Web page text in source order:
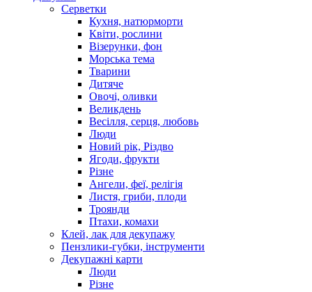
Серветки
Кухня, натюрморти
Квіти, рослини
Візерунки, фон
Морська тема
Тварини
Дитяче
Овочі, оливки
Великдень
Весілля, серця, любовь
Люди
Новий рік, Різдво
Ягоди, фрукти
Різне
Ангели, феї, релігія
Листя, гриби, плоди
Троянди
Птахи, комахи
Клей, лак для декупажу
Пензлики-губки, інструменти
Декупажні карти
Люди
Різне